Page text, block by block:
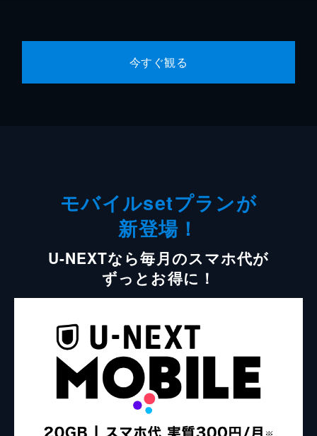
今すぐ観る
モバイルsetプランが
新登場！
U-NEXTなら毎月のスマホ代が
ずっとお得に！